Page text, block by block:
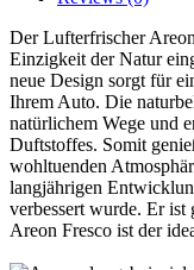
Der Lufterfrischer
Einzigkeit der Natur
neue Design sorgt für
Ihrem Auto. Die
natürlichem Wege und
Duftstoffes. Somit
wohltuenden
langjährigen
verbessert wurde. Er ist
Areon Fresco ist der